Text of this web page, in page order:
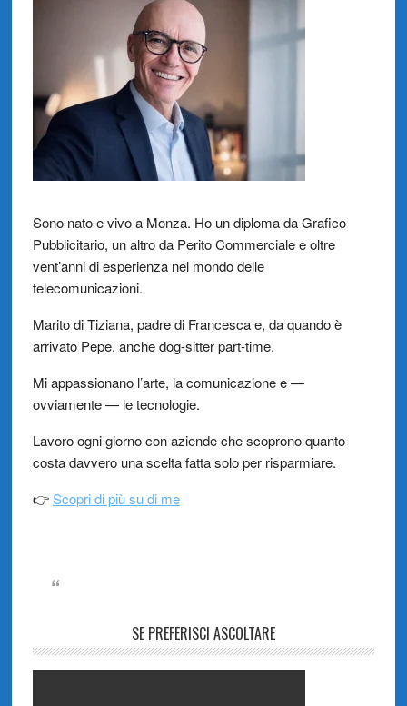
Sono nato e vivo a Monza. Ho un diploma da Grafico
Pubblicitario, un altro da Perito Commerciale e oltre
vent’anni di esperienza nel mondo delle
telecomunicazioni.
Marito di Tiziana, padre di Francesca e, da quando è
arrivato Pepe, anche dog-sitter part-time.
Mi appassionano l’arte, la comunicazione e —
ovviamente — le tecnologie.
Lavoro ogni giorno con aziende che scoprono quanto
costa davvero una scelta fatta solo per risparmiare.
👉Scopri di più su di me
SE PREFERISCI ASCOLTARE